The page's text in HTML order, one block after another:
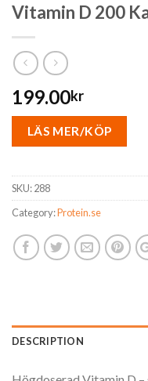
Vitamin D 200
199.00kr
LÄS MER/KÖP
SKU:288
Category:Protein.se
DESCRIPTION